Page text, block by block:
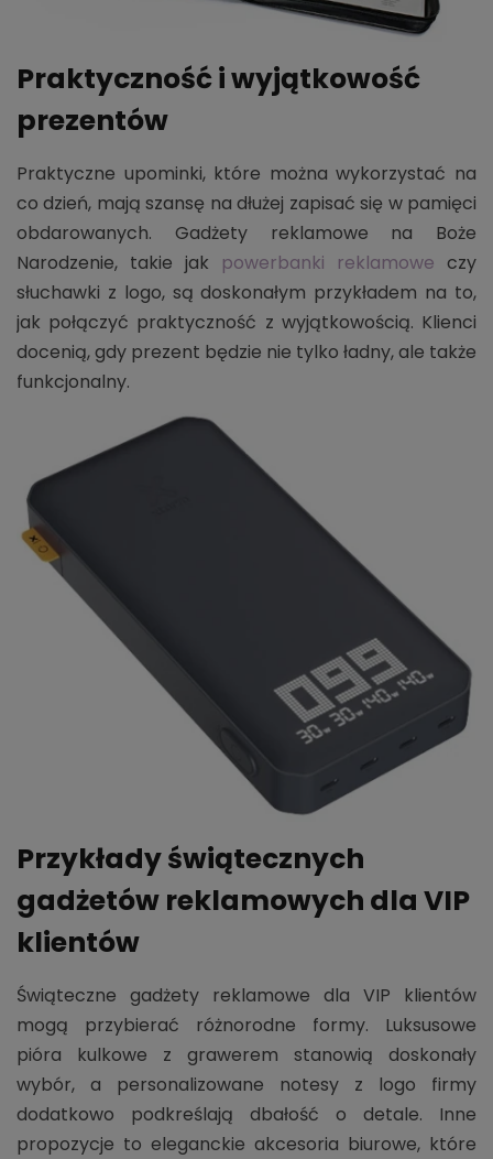
Praktyczność i wyjątkowość
prezentów
Praktyczne upominki, które można wykorzystać na
co dzień, mają szansę na dłużej zapisać się w pamięci
obdarowanych. Gadżety reklamowe na Boże
Narodzenie, takie jak powerbanki reklamowe czy
słuchawki z logo, są doskonałym przykładem na to,
jak połączyć praktyczność z wyjątkowością. Klienci
docenią, gdy prezent będzie nie tylko ładny, ale także
funkcjonalny.
Przykłady świątecznych
gadżetów reklamowych dla VIP
klientów
Świąteczne gadżety reklamowe dla VIP klientów
mogą przybierać różnorodne formy. Luksusowe
pióra kulkowe z grawerem stanowią doskonały
wybór, a personalizowane notesy z logo firmy
dodatkowo podkreślają dbałość o detale. Inne
propozycje to eleganckie akcesoria biurowe, które